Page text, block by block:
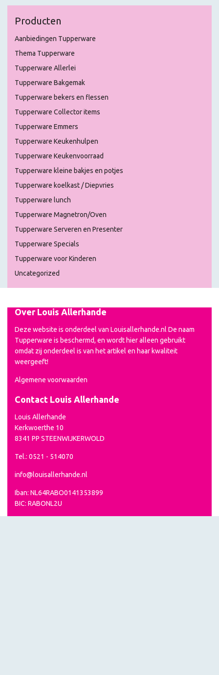
Producten
Aanbiedingen Tupperware
Thema Tupperware
Tupperware Allerlei
Tupperware Bakgemak
Tupperware bekers en flessen
Tupperware Collector items
Tupperware Emmers
Tupperware Keukenhulpen
Tupperware Keukenvoorraad
Tupperware kleine bakjes en potjes
Tupperware koelkast / Diepvries
Tupperware lunch
Tupperware Magnetron/Oven
Tupperware Serveren en Presenter
Tupperware Specials
Tupperware voor Kinderen
Uncategorized
Over Louis Allerhande
Deze website is onderdeel van Louisallerhande.nl De naam
Tupperware is beschermd, en wordt hier alleen gebruikt
omdat zij onderdeel is van het artikel en haar kwaliteit
weergeeft!
Algemene voorwaarden
Contact Louis Allerhande
Louis Allerhande
Kerkwoerthe 10
8341 PP STEENWIJKERWOLD
Tel.: 0521 - 514070
info@louisallerhande.nl
Iban: NL64RABO0141353899
BIC: RABONL2U